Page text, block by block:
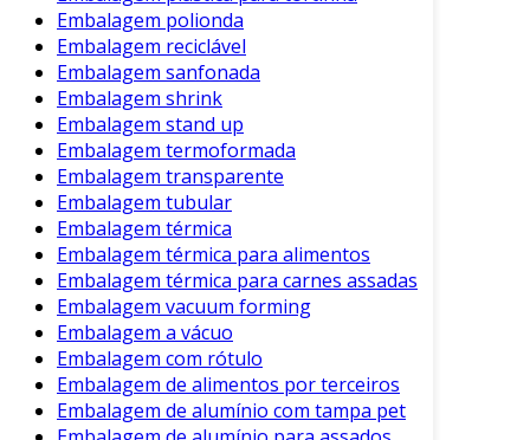
os elementos visuais que deseja incluir.
Selecionar o Tipo de Mockup:
usará um mockup digital ou físico.
Utilizar Software de Design:
mockups digitais, ferramentas como o
Adobe Illustrator são recomendadas.
Imprimir ou Produzir o Mockup:
optar por um mockup físico, faça a
impressão em um material apropriado.
Esta abordagem passo a passo garante que o
mockup atenda às expectativas.
Consequentemente, também prepara a
embalagem para o mercado.
Embalagem polionda
Embalagem reciclável
Embalagem sanfonada
Embalagem shrink
Embalagem stand up
Embalagem termoformada
Embalagem transparente
Embalagem tubular
Embalagem térmica
Embalagem térmica para alimentos
Embalagem térmica para carnes assadas
Embalagem vacuum forming
Embalagem a vácuo
Embalagem com rótulo
Embalagem de alimentos por terceiros
Embalagem de alumínio com tampa pet